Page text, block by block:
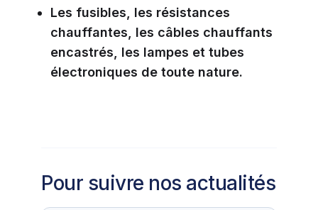
Les fusibles, les résistances
chauffantes, les câbles chauffants
encastrés, les lampes et tubes
électroniques de toute nature.
Pour suivre nos actualités